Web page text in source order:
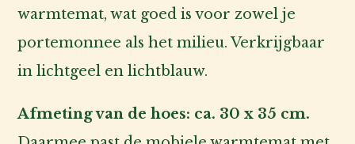
warmtemat, wat goed is voor zowel je
portemonnee als het milieu. Verkrijgbaar
in lichtgeel en lichtblauw.
Afmeting van de hoes: ca. 30 x 35 cm.